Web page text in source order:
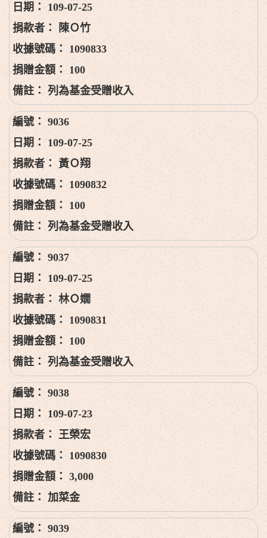
109-07-25
陳Ｏ竹
1090833
100
列為基金受贈收入
9036
109-07-25
黃Ｏ翔
1090832
100
列為基金受贈收入
9037
109-07-25
林Ｏ嫺
1090831
100
列為基金受贈收入
9038
109-07-23
王榮宏
1090830
3,000
加菜金
9039